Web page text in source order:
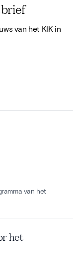
van het KIK in
van het
het